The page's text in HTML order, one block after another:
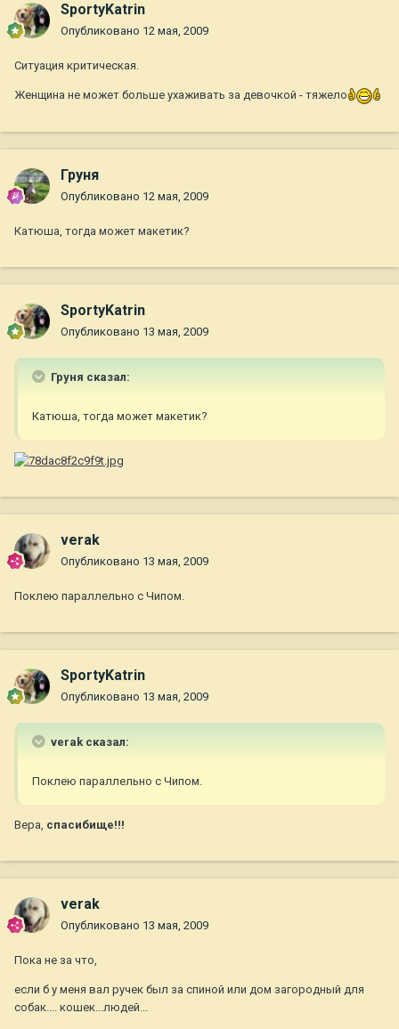
SportyKatrin
Опубликовано 12 мая, 2009
Ситуация критическая.
Женщина не может больше ухаживать за девочкой - тяжело
Груня
Опубликовано 12 мая, 2009
Катюша, тогда может макетик?
SportyKatrin
Опубликовано 13 мая, 2009
Груня сказал:
Катюша, тогда может макетик?
verak
Опубликовано 13 мая, 2009
Поклею параллельно с Чипом.
SportyKatrin
Опубликовано 13 мая, 2009
verak сказал:
Поклею параллельно с Чипом.
Вера, спасибище!!!
verak
Опубликовано 13 мая, 2009
Пока не за что,
если б у меня вал ручек был за спиной или дом загородный для
собак.... кошек...людей...